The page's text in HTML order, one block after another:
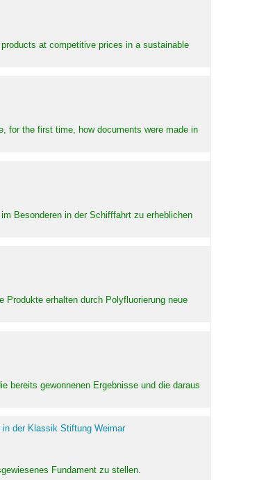
at competitive prices in a sustainable
for the first time, how documents were made in
Besonderen in der Schifffahrt zu erheblichen
erhalten durch Polyfluorierung neue
bereits gewonnenen Ergebnisse und die daraus
in der Klassik Stiftung Weimar
Fundament zu stellen.